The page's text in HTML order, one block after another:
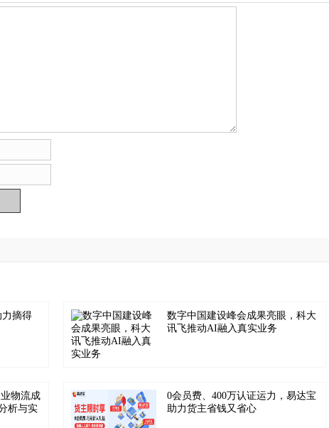
摘得
数字中国建设峰会成果亮眼，科大
讯飞推动AI融入真实业务
物流成
析与实
0会员费、400万认证运力，易达宝
助力货主省钱又省心